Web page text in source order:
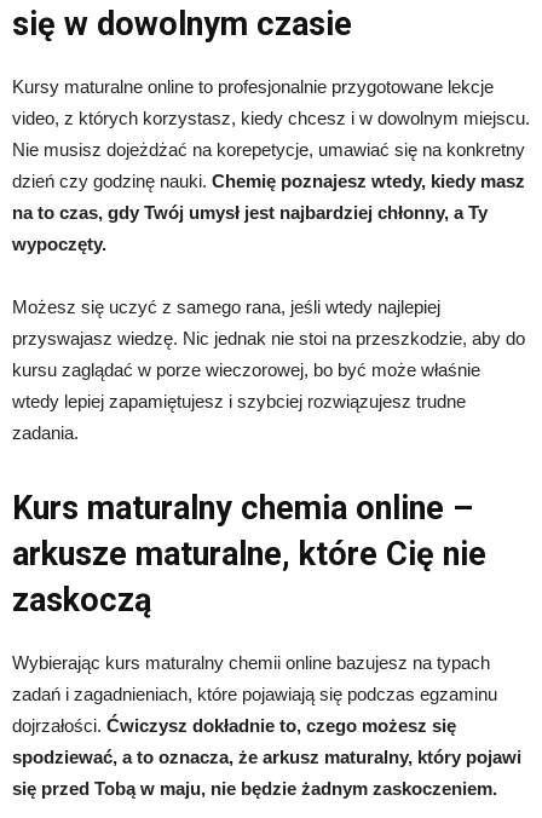
się w dowolnym czasie
Kursy maturalne online to profesjonalnie przygotowane lekcje
video, z których korzystasz, kiedy chcesz i w dowolnym miejscu.
Nie musisz dojeżdżać na korepetycje, umawiać się na konkretny
dzień czy godzinę nauki. Chemię poznajesz wtedy, kiedy masz
na to czas, gdy Twój umysł jest najbardziej chłonny, a Ty
wypoczęty.
Możesz się uczyć z samego rana, jeśli wtedy najlepiej
przyswajasz wiedzę. Nic jednak nie stoi na przeszkodzie, aby do
kursu zaglądać w porze wieczorowej, bo być może właśnie
wtedy lepiej zapamiętujesz i szybciej rozwiązujesz trudne
zadania.
Kurs maturalny chemia online –
arkusze maturalne, które Cię nie
zaskoczą
Wybierając kurs maturalny chemii online bazujesz na typach
zadań i zagadnieniach, które pojawiają się podczas egzaminu
dojrzałości. Ćwiczysz dokładnie to, czego możesz się
spodziewać, a to oznacza, że arkusz maturalny, który pojawi
się przed Tobą w maju, nie będzie żadnym zaskoczeniem.